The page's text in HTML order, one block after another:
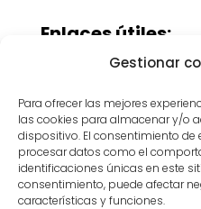
Gestionar
Para ofrecer las mejores
las cookies para almacenar y/o
dispositivo. El consentimiento
procesar datos como el
identificaciones únicas en este
consentimiento, puede afectar
características y funciones.
Enlaces útiles:
Servicios de
Devuélvele la
Reserva tu
por qué tantos